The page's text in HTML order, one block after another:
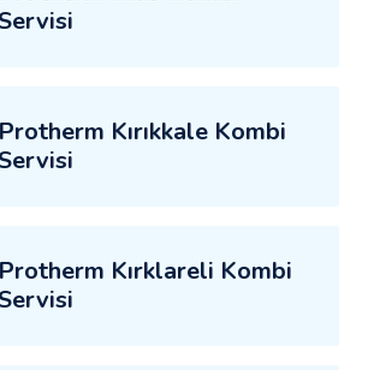
Protherm Kırıkkale Kombi
Protherm Kırklareli Kombi